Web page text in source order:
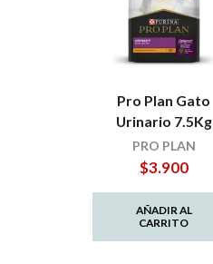
Pro Plan Gato
Urinario 7.5Kg
PRO PLAN
$3.900
AÑADIR AL
CARRITO